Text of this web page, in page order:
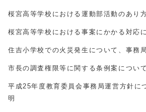
桜宮高等学校における運動部活動のあり
桜宮高等学校における事案にかかる対応
住吉小学校での火災発生について、事務
市長の調査権限等に関する条例案につい
平成25年度教育委員会事務局運営方針に
明